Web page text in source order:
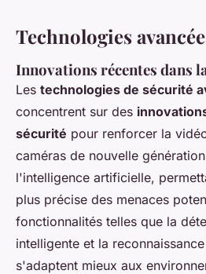
Technologies
Innovations récentes dans
Les technologies de sécurité
concentrent sur des
sécurité pour renforcer la
caméras de nouvelle
l'intelligence artificielle,
plus précise des menaces
fonctionnalités telles que la
intelligente et la
s'adaptent mieux aux